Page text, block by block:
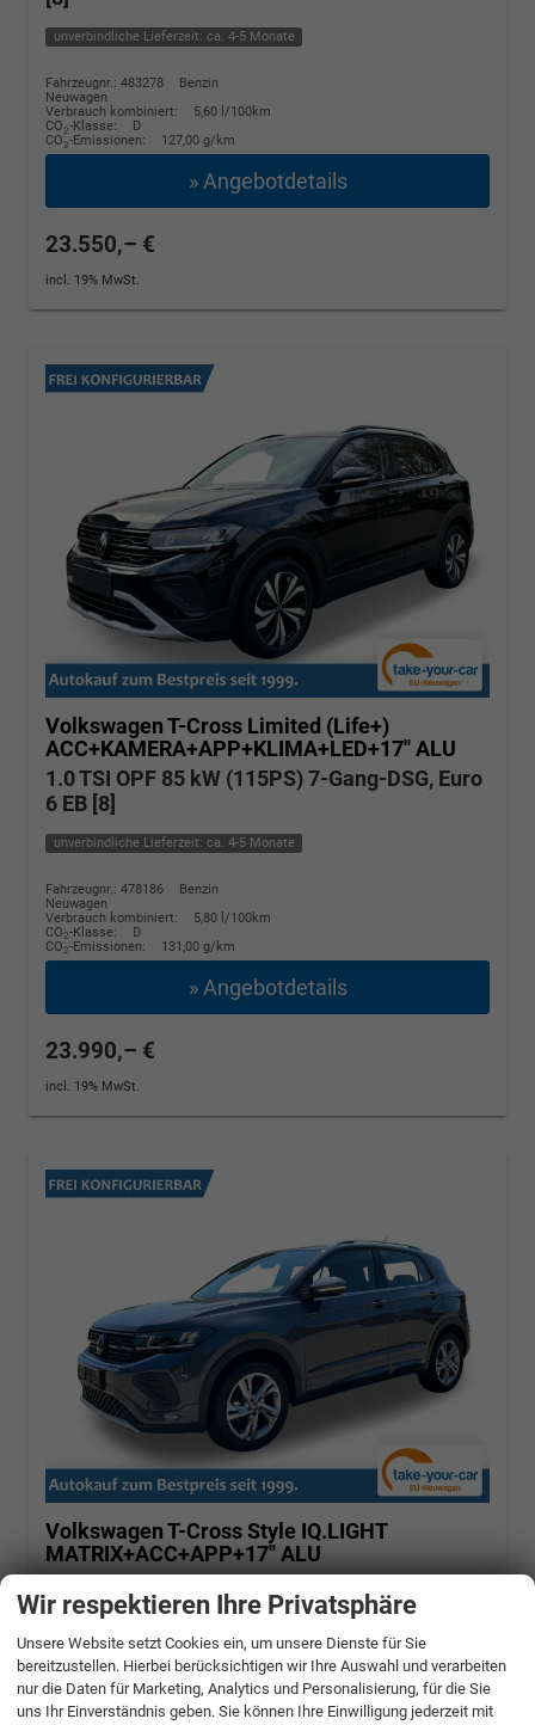
unverbindliche Lieferzeit: ca. 4-5 Monate
Fahrzeugnr.: 483278
Benzin
Neuwagen
Verbrauch kombiniert:
5,60 l/100km
CO2-Klasse:
D
CO2-Emissionen: 127,00 g/km
» Angebotdetails
23.550,– €
incl. 19% MwSt.
Volkswagen T-Cross Limited (Life+)
ACC+KAMERA+APP+KLIMA+LED+17'' ALU
1.0 TSI OPF 85 kW (115PS) 7-Gang-DSG, Euro
6 EB [8]
unverbindliche Lieferzeit: ca. 4-5 Monate
Fahrzeugnr.: 478186
Benzin
Neuwagen
Verbrauch kombiniert:
5,80 l/100km
CO2-Klasse:
D
CO2-Emissionen: 131,00 g/km
» Angebotdetails
23.990,– €
incl. 19% MwSt.
Volkswagen T-CrossStyle IQ.LIGHT
MATRIX+ACC+APP+17'' ALU
6 EB [8]
unverbindliche Lieferzeit: ca. 4-5 Monate
Fahrzeugnr.: 478189
Benzin
Neuwagen
Wir respektieren Ihre Privatsphäre
Unsere Website setzt Cookies ein, um unsere Dienste für Sie
bereitzustellen. Hierbei berücksichtigen wir Ihre Auswahl und verarbeiten
nur die Daten für Marketing, Analytics und Personalisierung, für die Sie
uns Ihr Einverständnis geben. Sie können Ihre Einwilligung jederzeit mit